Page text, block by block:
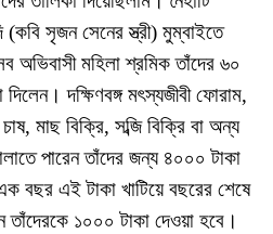
(কবি সৃজন সেনের স্ত্রী) মুম্বাইতে
অভিবাসী মহিলা শ্রমিক তাঁদের ৬০
দিলেন। দক্ষিণবঙ্গ মৎস্যজীবী ফোরাম,
মাছ বিক্রি, সব্জি বিক্রি বা অন্য
পারেন তাঁদের জন্য ৪০০০ টাকা
বছর এই টাকা খাটিয়ে বছরের শেষে
তাঁদেরকে ১০০০ টাকা দেওয়া হবে।